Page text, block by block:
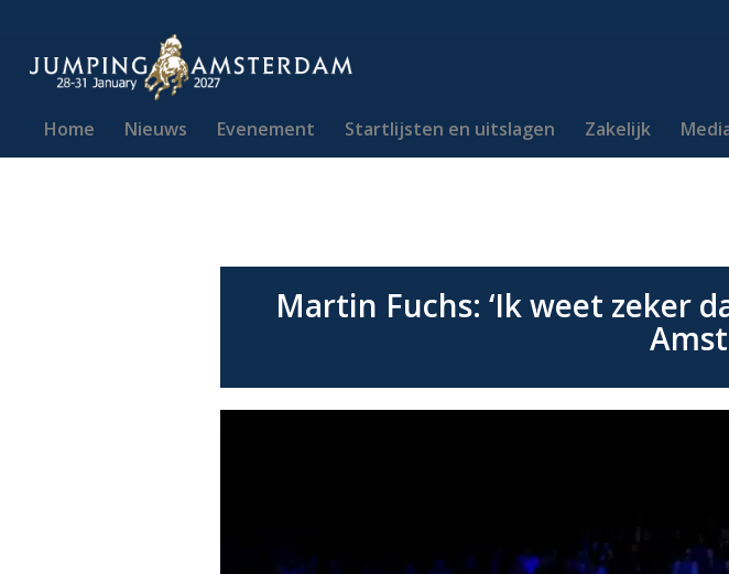
Home Nieuws Evenement Startlijsten en uitslagen Zakelijk
Martin Fuchs: ‘Ik weet zeker